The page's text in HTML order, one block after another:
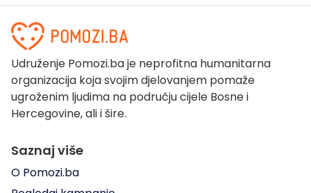
Udruženje Pomozi.ba je neprofitna humanitarna
organizacija koja svojim djelovanjem pomaže
ugroženim ljudima na području cijele Bosne i
Hercegovine, ali i šire.
Saznaj više
O Pomozi.ba